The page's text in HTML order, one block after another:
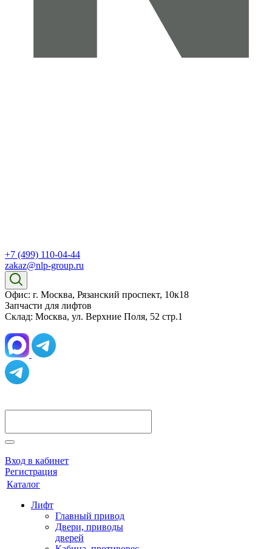
+7 (499) 110-04-44
zakaz@nlp-group.ru
Офис: г. Москва, Рязанский проспект, 10к18
Запчасти для лифтов
Склад: Москва, ул. Верхние Поля, 52 стр.1
Вход в кабинет
Регистрация
Каталог
Лифт
Главный привод
Двери, приводы
дверей